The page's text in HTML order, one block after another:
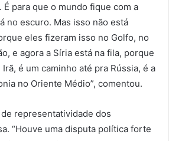
para que o mundo fique com a
no escuro. Mas isso não está
eles fizeram isso no Golfo, no
e agora a Síria está na fila, porque
é um caminho até pra Rússia, é a
no Oriente Médio”, comentou.
representatividade dos
“Houve uma disputa política forte